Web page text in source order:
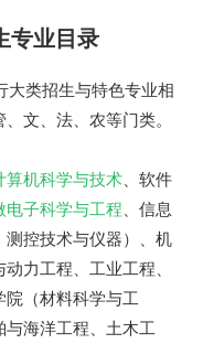
专业目录
大类招生与特色专业相
文、法、农等门类。
算机科学与技术、软件
电子科学与工程、信息
测控技术与仪器）、机
力工程、工业工程、
（材料科学与工
海洋工程、土木工